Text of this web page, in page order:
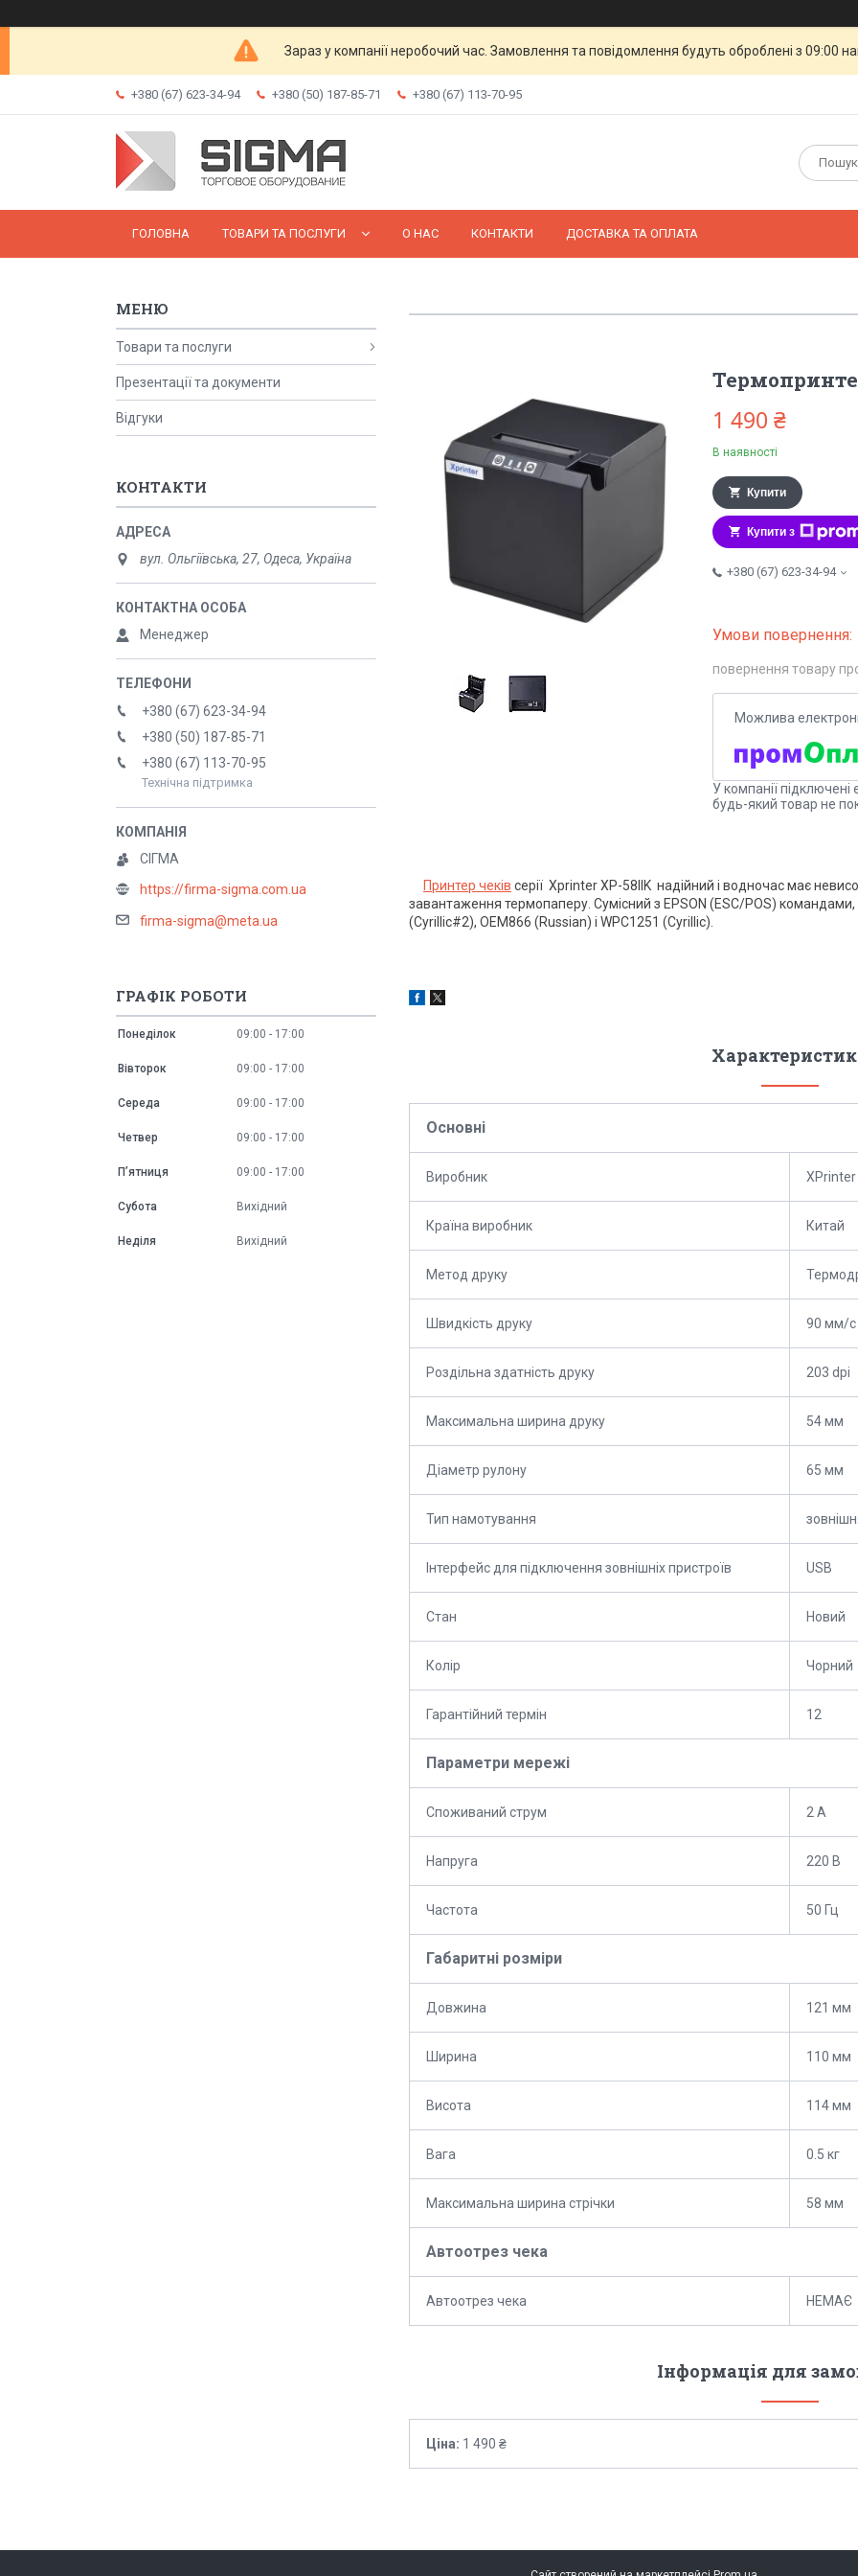
Зараз у компанії неробочий час. Замовлення та повідомлення будуть оброблені з 09:00
+380 (67) 623-34-94 +380 (50) 187-85-71 +380 (67) 113-70-95
ГОЛОВНА ТОВАРИ ТА ПОСЛУГИ О НАС КОНТАКТИ ДОСТАВКА ТА ОПЛАТА
1 490 ₴
В наявності
Купити
Купити з
+380 (67) 623-34-94
повернення товару
У компанії
будь-який товар не
Принтер чеків серії Xprinter XP-58IIK надійний і водночас має
завантаження термопаперу. Сумісний з EPSON (ESC/POS) командами,
(Cyrillic#2), OEM866 (Russian) і WPC1251 (Cyrillic).
Основні
Виробник XPrinter
Країна виробник Китай
Метод друку
Швидкість друку 90 мм/с
Роздільна здатність друку 203 dpi
Максимальна ширина друку 54 мм
Діаметр рулону 65 мм
Тип намотування
Інтерфейс для підключення зовнішніх пристроїв USB
Стан Новий
Колір Чорний
Гарантійний термін 12
Параметри мережі
Споживаний струм 2 А
Напруга 220 В
Частота 50 Гц
Габаритні розміри
Довжина 121 мм
Ширина 110 мм
Висота 114 мм
Вага 0.5 кг
Максимальна ширина стрічки 58 мм
Автоотрез чека
Автоотрез чека НЕМАЄ
Інформація для
Ціна: 1 490 ₴
Товари та послуги
Презентації та документи
Відгуки
КОНТАКТИ
вул. Ольгіївська, 27, Одеса, Україна
Менеджер
+380 (67) 623-34-94
+380 (50) 187-85-71
+380 (67) 113-70-95
Технічна підтримка
СІГМА
https://firma-sigma.com.ua
firma-sigma@meta.ua
ГРАФІК РОБОТИ
Понеділок 09:00 17:00
Вівторок 09:00 17:00
Середа 09:00 17:00
Четвер 09:00 17:00
Пʼятниця 09:00 17:00
Субота Вихідний
Неділя Вихідний